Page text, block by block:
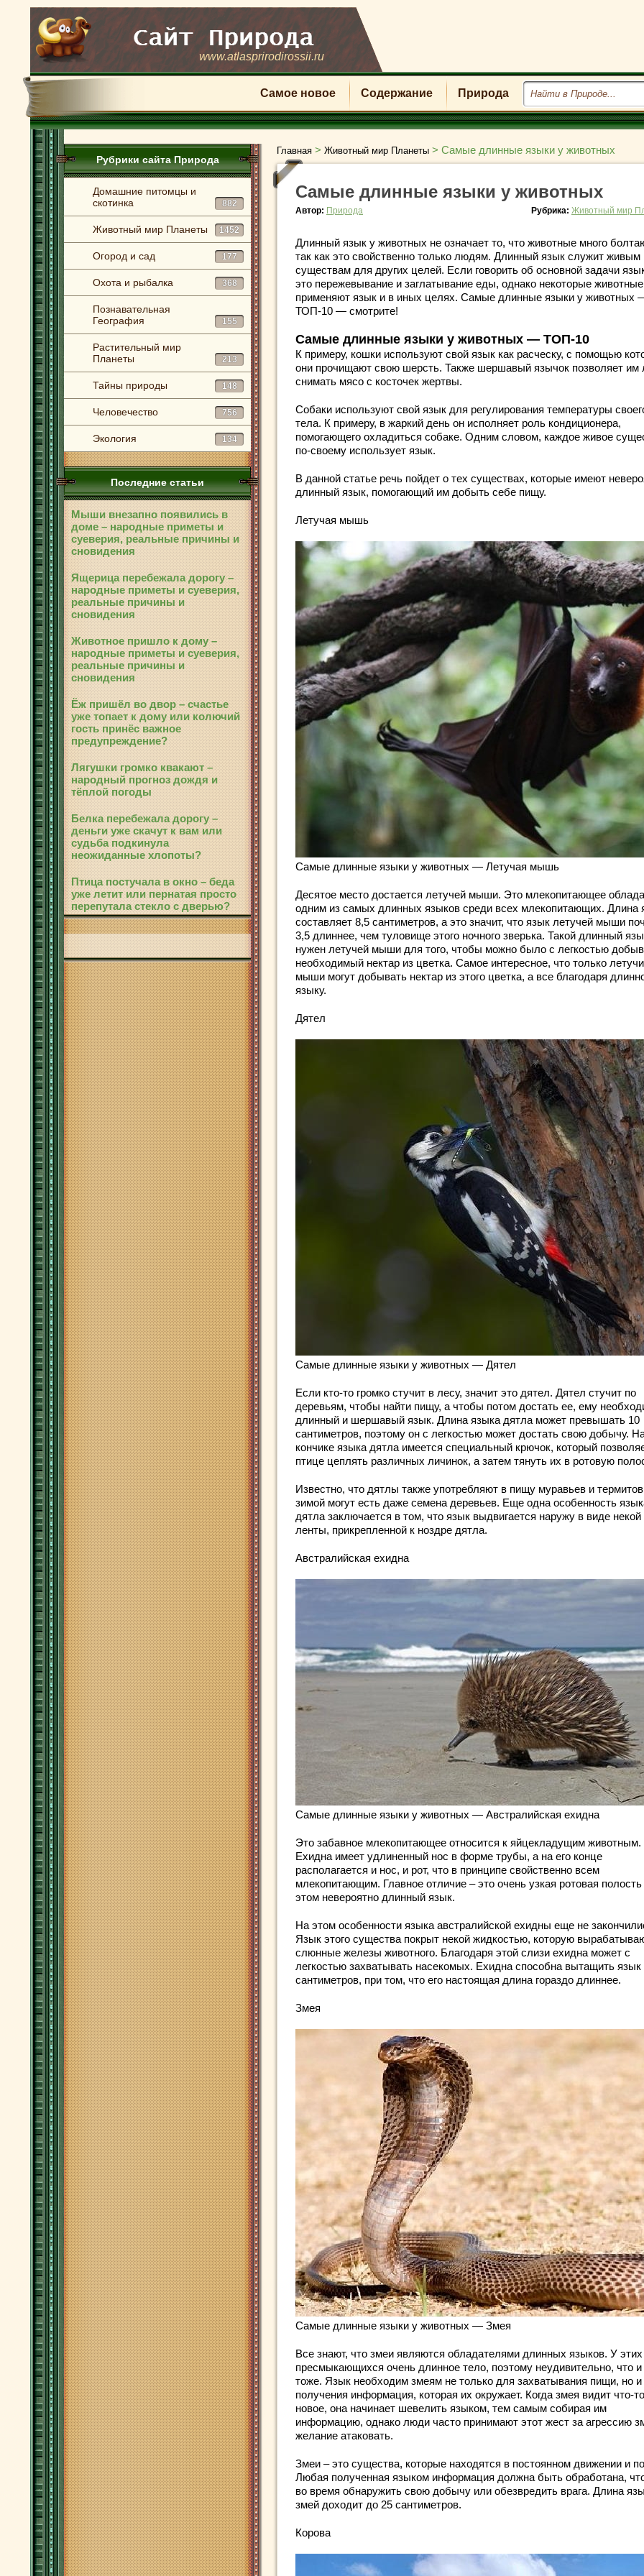
www.atlasprirodirossii.ru
Самое новое Содержание Природа
Рубрики сайта Природа
Домашние питомцы и
скотинка
882
Животный мир Планеты 1452
Огород и сад 177
Охота и рыбалка 368
Познавательная
География
155
Растительный мир
Планеты
213
Тайны природы 148
Человечество 756
Экология 134
Последние статьи
Мыши внезапно появились в
доме – народные приметы и
суеверия, реальные причины и
сновидения
Ящерица перебежала дорогу –
народные приметы и суеверия,
реальные причины и
сновидения
Животное пришло к дому –
народные приметы и суеверия,
реальные причины и
сновидения
Ёж пришёл во двор – счастье
уже топает к дому или колючий
гость принёс важное
предупреждение?
Лягушки громко квакают –
народный прогноз дождя и
тёплой погоды
Белка перебежала дорогу –
деньги уже скачут к вам или
судьба подкинула
неожиданные хлопоты?
Птица постучала в окно – беда
уже летит или пернатая просто
перепутала стекло с дверью?
Главная > Животный мир Планеты > Самые длинные языки у животных
Самые длинные языки у животных
Автор: Природа Рубрика: Животный мир
Длинный язык у животных не означает то, что животные много
так как это свойственно только людям. Длинный язык служит живым
существам для других целей. Если говорить об основной задачи
это пережевывание и заглатывание еды, однако некоторые животные
применяют язык и в иных целях. Самые длинные языки у животных
ТОП-10 — смотрите!
Самые длинные языки у животных — ТОП-10
К примеру, кошки используют свой язык как расческу, с помощью
они прочищают свою шерсть. Также шершавый язычок позволяет им
снимать мясо с косточек жертвы.
Собаки используют свой язык для регулирования температуры
тела. К примеру, в жаркий день он исполняет роль кондиционера,
помогающего охладиться собаке. Одним словом, каждое живое
по-своему использует язык.
В данной статье речь пойдет о тех существах, которые имеют
длинный язык, помогающий им добыть себе пищу.
Летучая мышь
Самые длинные языки у животных — Летучая мышь
Десятое место достается летучей мыши. Это млекопитающее
одним из самых длинных языков среди всех млекопитающих. Длина
составляет 8,5 сантиметров, а это значит, что язык летучей мыши
3,5 длиннее, чем туловище этого ночного зверька. Такой длинный
нужен летучей мыши для того, чтобы можно было с легкостью
необходимый нектар из цветка. Самое интересное, что только
мыши могут добывать нектар из этого цветка, а все благодаря
языку.
Дятел
Самые длинные языки у животных — Дятел
Если кто-то громко стучит в лесу, значит это дятел. Дятел стучит по
деревьям, чтобы найти пищу, а чтобы потом достать ее, ему
длинный и шершавый язык. Длина языка дятла может превышать 10
сантиметров, поэтому он с легкостью может достать свою добычу.
кончике языка дятла имеется специальный крючок, который
птице цеплять различных личинок, а затем тянуть их в ротовую
Известно, что дятлы также употребляют в пищу муравьев и
зимой могут есть даже семена деревьев. Еще одна особенность
дятла заключается в том, что язык выдвигается наружу в виде некой
ленты, прикрепленной к ноздре дятла.
Австралийская ехидна
Самые длинные языки у животных — Австралийская ехидна
Это забавное млекопитающее относится к яйцекладущим животным.
Ехидна имеет удлиненный нос в форме трубы, а на его конце
располагается и нос, и рот, что в принципе свойственно всем
млекопитающим. Главное отличие – это очень узкая ротовая
этом невероятно длинный язык.
На этом особенности языка австралийской ехидны еще не
Язык этого существа покрыт некой жидкостью, которую
слюнные железы животного. Благодаря этой слизи ехидна может с
легкостью захватывать насекомых. Ехидна способна вытащить язык
сантиметров, при том, что его настоящая длина гораздо длиннее.
Змея
Самые длинные языки у животных — Змея
Все знают, что змеи являются обладателями длинных языков. У этих
пресмыкающихся очень длинное тело, поэтому неудивительно, что
тоже. Язык необходим змеям не только для захватывания пищи, но
получения информация, которая их окружает. Когда змея видит что-то
новое, она начинает шевелить языком, тем самым собирая им
информацию, однако люди часто принимают этот жест за агрессию
желание атаковать.
Змеи – это существа, которые находятся в постоянном движении и
Любая полученная языком информация должна быть обработана,
во время обнаружить свою добычу или обезвредить врага. Длина
змей доходит до 25 сантиметров.
Корова